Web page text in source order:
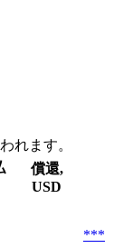
れます。
償還,
USD
***